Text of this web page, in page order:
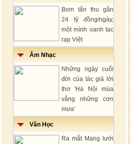
Bom tấn thu gần
24 tỷ đồng/ngày,
một mình oanh tạc
rạp Việt
Âm Nhạc
Những ngày cuối
đời của tác giả lời
thơ 'Hà Nội mùa
vắng những cơn
mưa'
Văn Học
Ra mắt Mạng lưới